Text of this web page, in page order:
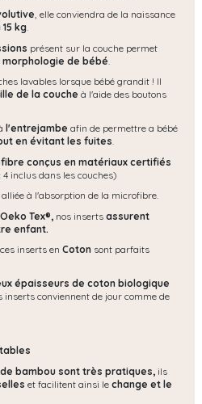
, elle conviendra de la naissance
kg.
présent sur la couche permet
de bébé
lavables lorsque bébé grandit ! Il
de la couche à l'aide des boutons
l'entrejambe afin de permettre a bébé
en évitant les fuites
conçus en matériaux certifiés
4 inclus dans les couches)
à l'absorption de la microfibre.
Tex®, nos inserts assurent
enfant.
inserts en Coton sont parfaits
épaisseurs de coton biologique
inserts conviennent de jour comme de
bambou sont très pratiques, ils
et facilitent ainsi le change et le